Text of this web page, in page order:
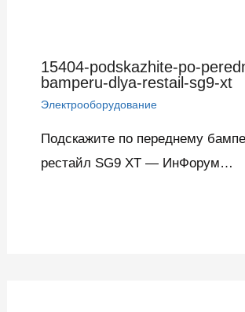
15404-podskazhite-po-
bamperu-dlya-restail-sg9-xt
Электрооборудование
Подскажите по переднему
рестайл SG9 XT — ИнФорум…